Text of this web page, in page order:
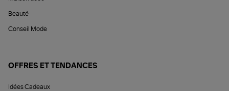
Beauté
Conseil Mode
OFFRES ET TENDANCES
Idées Cadeaux